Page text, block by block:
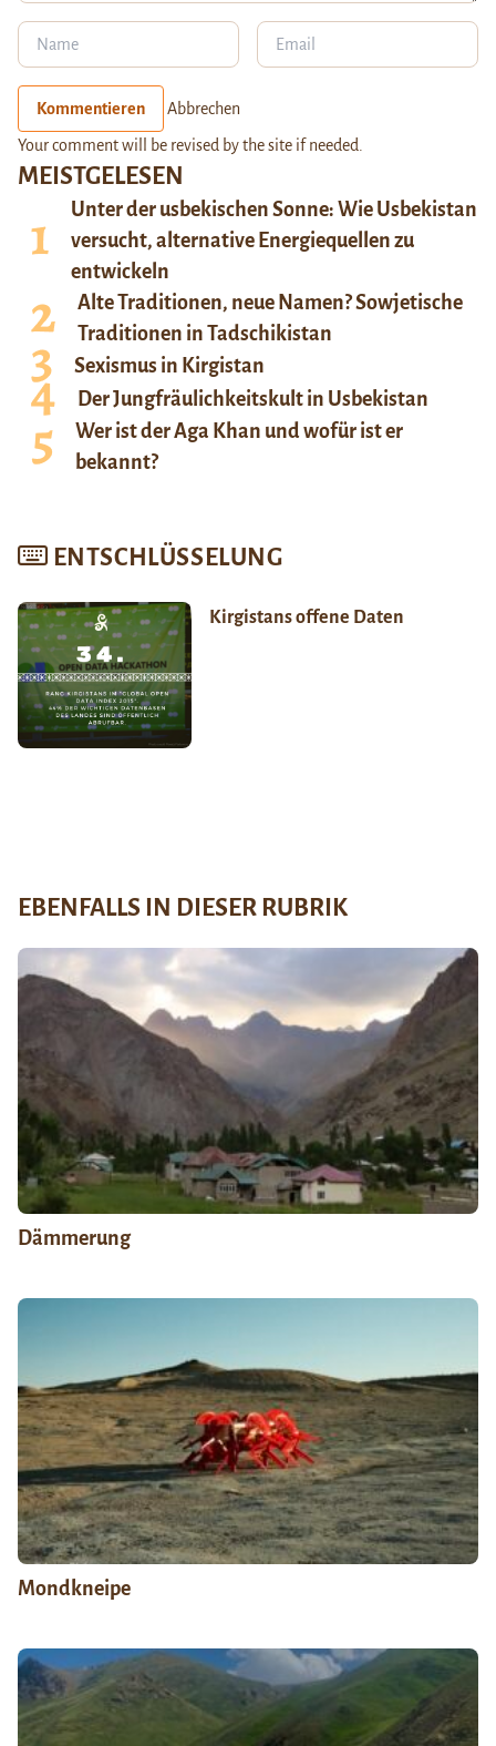
MEISTGELESEN
Unter der usbekischen Sonne: Wie Usbekistan
versucht, alternative Energiequellen zu
entwickeln
Alte Traditionen, neue Namen? Sowjetische
Traditionen in Tadschikistan
Sexismus in Kirgistan
Der Jungfräulichkeitskult in Usbekistan
Wer ist der Aga Khan und wofür ist er
bekannt?
ENTSCHLÜSSELUNG
Kirgistans offene Daten
Kommentieren Abbrechen
Your comment will be revised by the site if needed.
EBENFALLS IN DIESER RUBRIK
Dämmerung
Mondkneipe